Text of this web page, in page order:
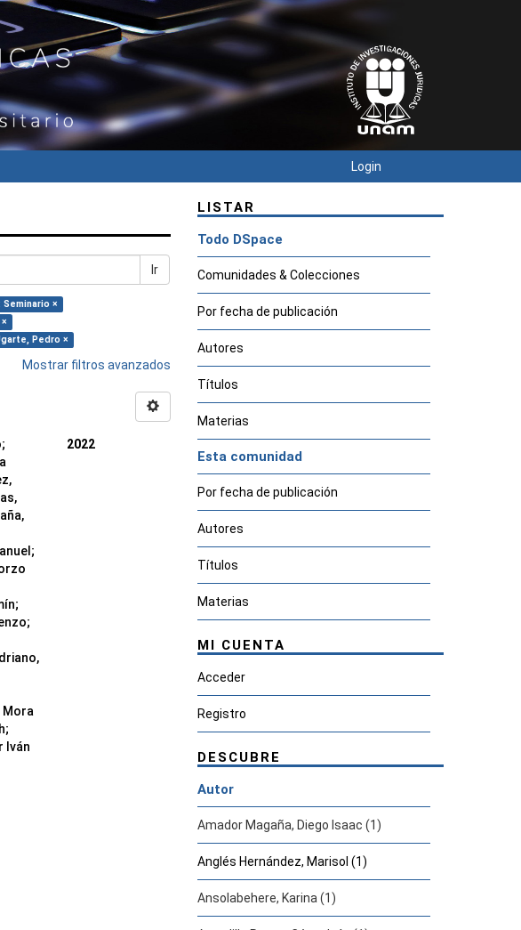
Login
Ir
×
Pedro ×
Mostrar filtros avanzados
;
;
;
;
Mora
;
Iván
2022
LISTAR
Todo DSpace
Comunidades & Colecciones
Por fecha de publicación
Autores
Títulos
Materias
Esta comunidad
Por fecha de publicación
Autores
Títulos
Materias
MI CUENTA
Acceder
Registro
DESCUBRE
Autor
Amador Magaña, Diego Isaac (1)
Anglés Hernández, Marisol (1)
Ansolabehere, Karina (1)